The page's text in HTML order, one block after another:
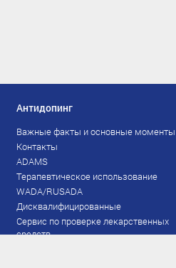
Антидопинг
Важные факты и основные моменты
Контакты
ADAMS
Терапевтическое использование
WADA/RUSADA
Дисквалифицированные
Сервис по проверке лекарственных
средств